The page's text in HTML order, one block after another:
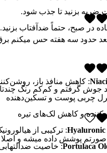
ضربه بزنید تا جذب شود.
در صبح، حتماً ضدآفتاب بزنید.
: کاهش منافذ باز،
چربی پوست و تسکین‌دهنده
و کاهش لک‌های تیره
Hyaluronic: ترکیبی از
Portulaca: خاصیت
حدود سه هفته حس میکنم
جوش گرفتم و کم‌کم رنگ
صورتم پوشش داده میشه و